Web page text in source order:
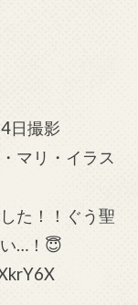
日撮影
マリ・イラス
た！！ぐう聖
…！😇